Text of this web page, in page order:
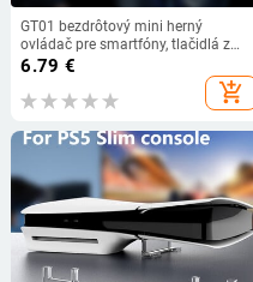
GT01 bezdrôtový mini herný
ovládač pre smartfóny, tlačidlá z
PC+Zn zliatiny, univerzálne
rozhranie pre telefóny, kompatibilný
s Apple a Android, bez vibrácií.
6.79 €
add_shopping_cart